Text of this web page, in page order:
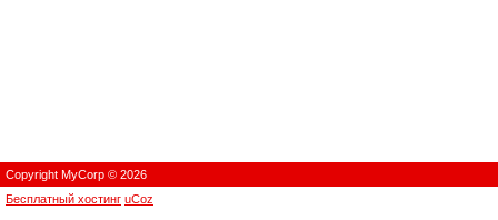
Copyright MyCorp © 2026
Бесплатный хостинг uCoz